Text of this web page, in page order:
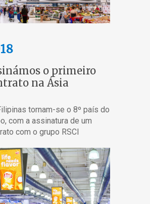
o primeiro
na Ásia
tornam-se o 8º país do
com a assinatura de um
com o grupo RSCI